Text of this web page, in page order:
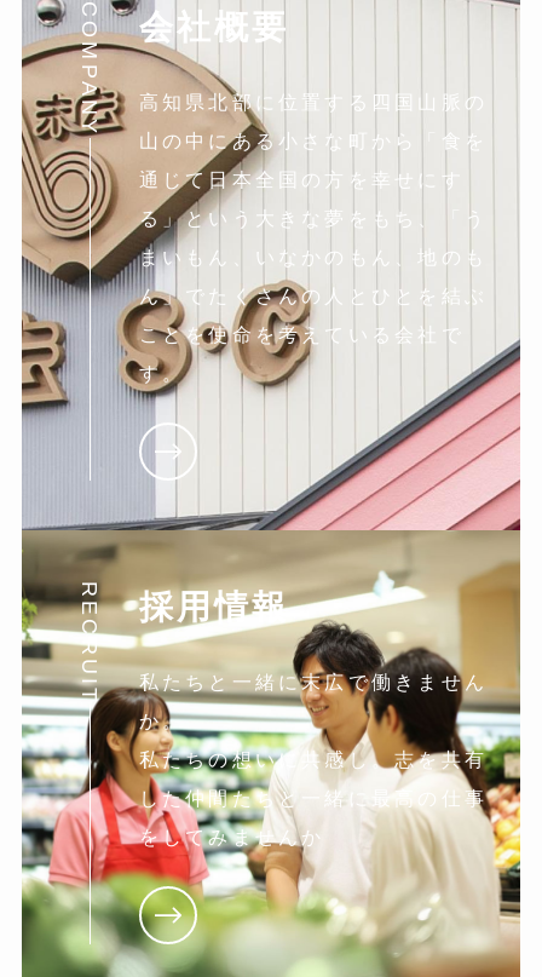
COMPANY 会社概要
高知県北部に位置する四国山脈の
山の中にある小さな町から「食を
通じて日本全国の方を幸せにす
る」という大きな夢をもち、「う
まいもん、いなかのもん、地のも
ん」でたくさんの人とひとを結ぶ
ことを使命を考えている会社で
す。
RECRUIT 採用情報
私たちと一緒に末広で働きません
か。
私たちの想いに共感し。志を共有
した仲間たちと一緒に最高の仕事
をしてみませんか